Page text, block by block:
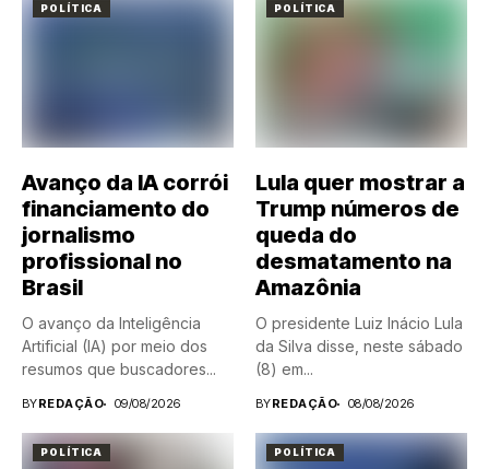
POLÍTICA
Avanço da IA corrói
financiamento do
jornalismo
profissional no
Brasil
O avanço da Inteligência
Artificial (IA) por meio dos
resumos que buscadores...
BYREDAÇÃO 09/08/2026
POLÍTICA
Lula quer mostrar a
Trump números de
queda do
desmatamento na
Amazônia
O presidente Luiz Inácio Lula
da Silva disse, neste sábado
(8) em...
BYREDAÇÃO 08/08/2026
POLÍTICA POLÍTICA